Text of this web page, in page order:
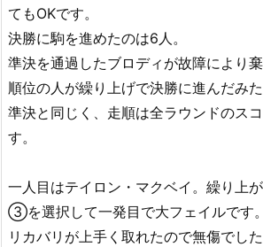
てもOKです。
決勝に駒を進めたのは6人。
準決を通過したブロディが故障により
順位の人が繰り上げで決勝に進んだみた
準決と同じく、走順は全ラウンドのス
す。
一人目はテイロン・マクベイ。繰り上が
③を選択して一発目で大フェイルです。
リカバリが上手く取れたので無傷でした